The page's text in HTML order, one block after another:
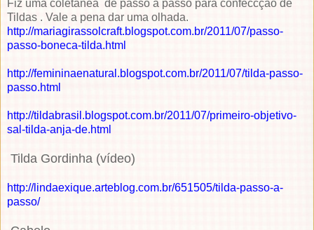
Fiz uma coletânea de passo a passo para confeccção de
Tildas . Vale a pena dar uma olhada.
http://mariagirassolcraft.blogspot.com.br/2011/07/passo-
passo-boneca-tilda.html
http://femininaenatural.blogspot.com.br/2011/07/tilda-passo-
passo.html
http://tildabrasil.blogspot.com.br/2011/07/primeiro-objetivo-
sal-tilda-anja-de.html
Tilda Gordinha (vídeo)
http://lindaexique.arteblog.com.br/651505/tilda-passo-a-
passo/